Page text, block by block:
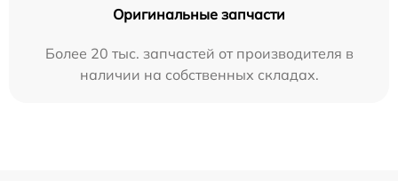
Оригинальные запчасти
Более 20 тыс. запчастей от производителя в
наличии на собственных складах.